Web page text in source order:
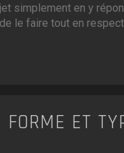
simplement en y
le faire tout en
ET